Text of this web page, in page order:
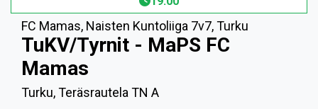
FC Mamas, Naisten Kuntoliiga 7v7, Turku
TuKV/Tyrnit - MaPS FC
Mamas
Turku, Teräsrautela TN A